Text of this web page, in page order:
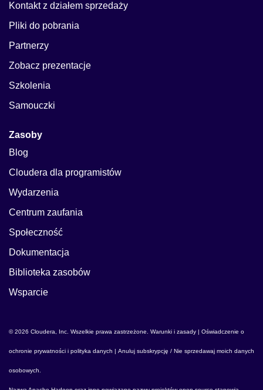
Kontakt z działem sprzedaży
Pliki do pobrania
Partnerzy
Zobacz prezentacje
Szkolenia
Samouczki
Zasoby
Blog
Cloudera dla programistów
Wydarzenia
Centrum zaufania
Społeczność
Dokumentacja
Biblioteka zasobów
Wsparcie
© 2026 Cloudera, Inc. Wszelkie prawa zastrzeżone. Warunki i zasady Oświadczenie o
ochronie prywatności i polityka danych Anuluj subskrypcję / Nie sprzedawaj moich danych
osobowych.